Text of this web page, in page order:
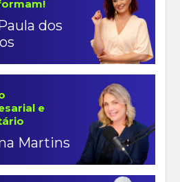
dos
e
Martins